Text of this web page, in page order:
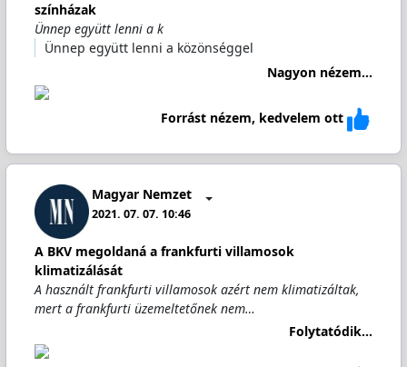
színházak
Ünnep együtt lenni a k
Ünnep együtt lenni a közönséggel
Nagyon nézem...
Forrást nézem, kedvelem ott
Magyar Nemzet
2021. 07. 07. 10:46
A BKV megoldaná a frankfurti villamosok
klimatizálását
A használt frankfurti villamosok azért nem klimatizáltak,
mert a frankfurti üzemeltetőnek nem…
Folytatódik...